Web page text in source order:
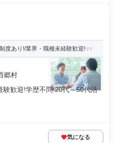
度あり!/業界・職種未経験歓迎!
郷村
験歓迎!学歴不問!20代～50代活
気になる